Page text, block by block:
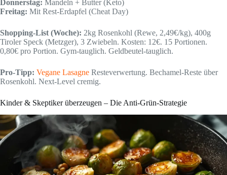
Donnerstag: Mandeln + Butter (Keto)
Freitag: Mit Rest-Erdapfel (Cheat Day)
Shopping-List (Woche): 2kg Rosenkohl (Rewe, 2,49€/kg), 400g
Tiroler Speck (Metzger), 3 Zwiebeln. Kosten: 12€. 15 Portionen.
0,80€ pro Portion. Gym-tauglich. Geldbeutel-tauglich.
Pro-Tipp: Vegane Lasagne Resteverwertung. Bechamel-Reste über
Rosenkohl. Next-Level cremig.
Kinder & Skeptiker überzeugen – Die Anti-Grün-Strategie